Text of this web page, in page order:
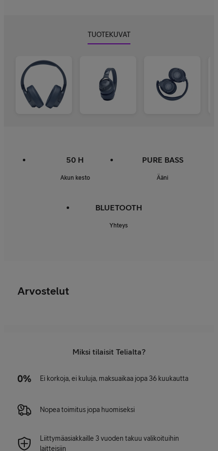
TUOTEKUVAT
50 H
Akun kesto
PURE BASS
Ääni
BLUETOOTH
Yhteys
Arvostelut
Miksi tilaisit Telialta?
Ei korkoja, ei kuluja, maksuaikaa jopa 36 kuukautta
Nopea toimitus jopa huomiseksi
Liittymäasiakkaille 3 vuoden takuu valikoituihin
laitteisiin